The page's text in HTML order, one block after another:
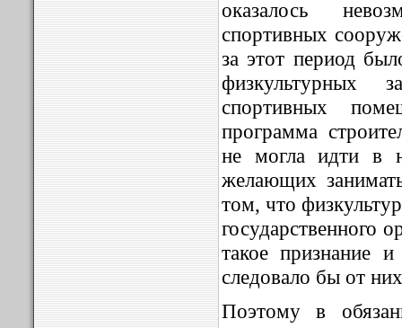
оказалось
спортивных
за этот период
физкультурных
спортивных
программа
не могла идти в
желающих
том, что
государственного
такое признание
следовало бы от
Поэтому в